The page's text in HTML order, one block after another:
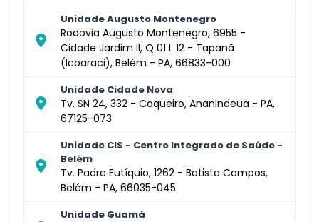
Unidade Augusto Montenegro
Rodovia Augusto Montenegro, 6955 -
Cidade Jardim II, Q 01 L 12 - Tapanã
(Icoaraci), Belém - PA, 66833-000
Unidade Cidade Nova
Tv. SN 24, 332 - Coqueiro, Ananindeua - PA,
67125-073
Unidade CIS - Centro Integrado de Saúde -
Belém
Tv. Padre Eutíquio, 1262 - Batista Campos,
Belém - PA, 66035-045
Unidade Guamá